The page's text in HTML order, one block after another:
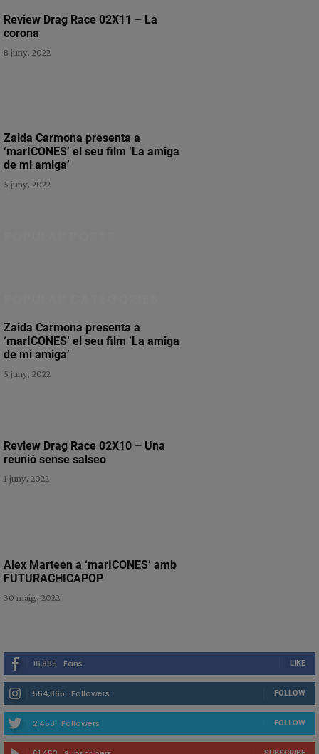
Review Drag Race 02X11 – La
corona
8 juny, 2022
Zaida Carmona presenta a
‘marICONES’ el seu film ‘La amiga
de mi amiga’
5 juny, 2022
Zaida Carmona presenta a
‘marICONES’ el seu film ‘La amiga
de mi amiga’
5 juny, 2022
Review Drag Race 02X10 – Una
reunió sense salseo
1 juny, 2022
Alex Marteen a ‘marICONES’ amb
FUTURACHICAPOP
30 maig, 2022
16,985 Fans LIKE
564,865 Followers FOLLOW
2,458 Followers FOLLOW